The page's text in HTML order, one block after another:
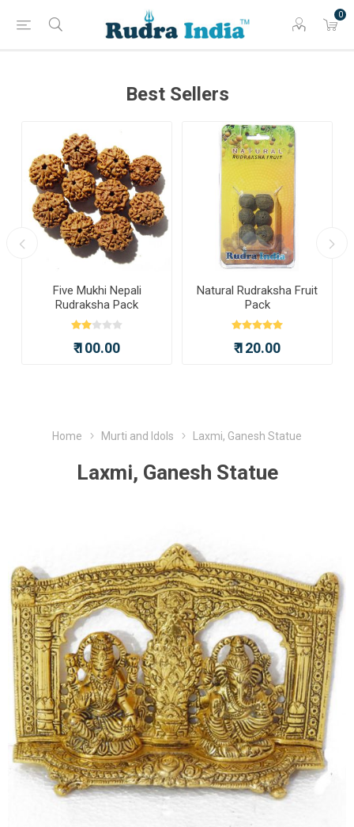
0
Best Sellers
Five Mukhi Nepali
Rudraksha Pack
₹ 100.00
Natural Rudraksha Fruit
Pack
₹ 120.00
Home Murti and Idols Laxmi, Ganesh Statue
Laxmi, Ganesh Statue